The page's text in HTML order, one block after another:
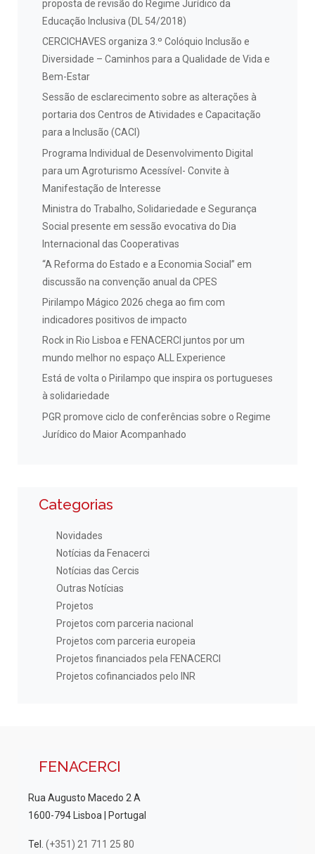
proposta de revisão do Regime Jurídico da
Educação Inclusiva (DL 54/2018)
CERCICHAVES organiza 3.º Colóquio Inclusão e
Diversidade – Caminhos para a Qualidade de Vida e
Bem-Estar
Sessão de esclarecimento sobre as alterações à
portaria dos Centros de Atividades e Capacitação
para a Inclusão (CACI)
Programa Individual de Desenvolvimento Digital
para um Agroturismo Acessível- Convite à
Manifestação de Interesse
Ministra do Trabalho, Solidariedade e Segurança
Social presente em sessão evocativa do Dia
Internacional das Cooperativas
“A Reforma do Estado e a Economia Social” em
discussão na convenção anual da CPES
Pirilampo Mágico 2026 chega ao fim com
indicadores positivos de impacto
Rock in Rio Lisboa e FENACERCI juntos por um
mundo melhor no espaço ALL Experience
Está de volta o Pirilampo que inspira os portugueses
à solidariedade
PGR promove ciclo de conferências sobre o Regime
Jurídico do Maior Acompanhado
Categorias
Novidades
Notícias da Fenacerci
Notícias das Cercis
Outras Notícias
Projetos
Projetos com parceria nacional
Projetos com parceria europeia
Projetos financiados pela FENACERCI
Projetos cofinanciados pelo INR
FENACERCI
Rua Augusto Macedo 2 A
1600-794 Lisboa | Portugal
Tel. (+351) 21 711 25 80